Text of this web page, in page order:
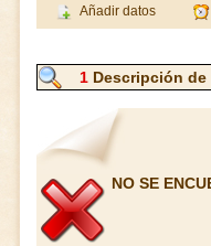
Añadir datos
1 Descripción
NO SE